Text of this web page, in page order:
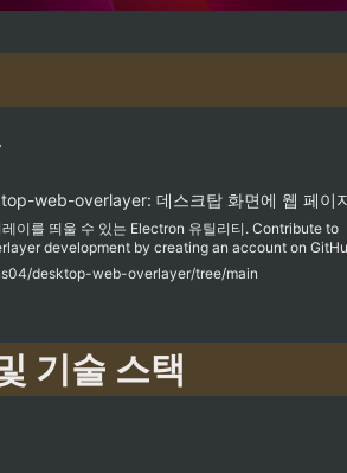
이를 띄울 수 있는 Electron 유틸리티. Contribute to
development by creating an account on
desktop-web-overlayer/tree/main
기술 스택